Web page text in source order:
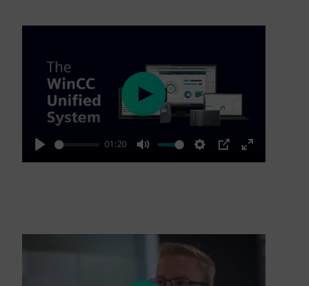
Play
01:20
Mute Settings
PIP
Enter
Play